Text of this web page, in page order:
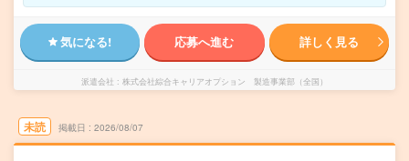
気になる! 応募へ進む 詳しく見る
派遣会社 株式会社綜合キャリアオプション 製造事業部（全国）
未読 掲載日 2026/08/07